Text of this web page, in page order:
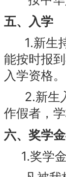
五、入学
1.新生持
能按时报
入学资格。
2.新生入
作假者，
六、奖学
1.奖学金